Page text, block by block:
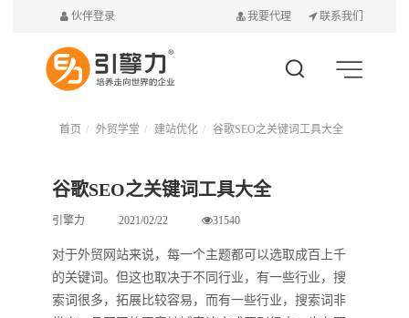
伙伴登录 我要代理 联系我们
首页 外贸学堂 建站优化 谷歌SEO之关键词工具大全
谷歌SEO之关键词工具大全
引擎力 2021/02/22 31540
对于外贸网站来说，每一个主题都可以选取成百上千
的关键词。但这也取决于不同行业，有一些行业，搜
索词很多，拓展比较容易，而有一些行业，搜索词非